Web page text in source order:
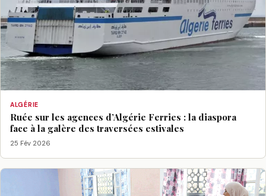
ALGÉRIE
Ruée sur les agences d’Algérie Ferries : la diaspora
face à la galère des traversées estivales
25 Fév 2026